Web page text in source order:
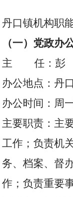
丹口镇机构职
（一）党政办
主 任：彭
办公地点：丹
办公时间：周
主要职责：主
工作；负责机
务、档案、督
作；负责重要